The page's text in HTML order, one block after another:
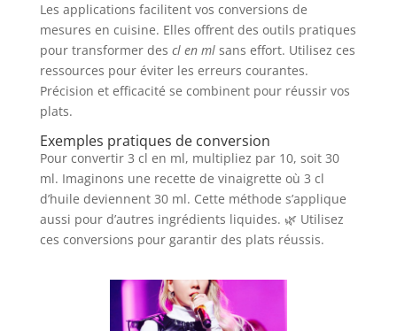
Les applications facilitent vos conversions de
mesures en cuisine. Elles offrent des outils pratiques
pour transformer des cl en mlsans effort. Utilisez ces
ressources pour éviter les erreurs courantes.
Précision et efficacité se combinent pour réussir vos
plats.
Exemples pratiques de conversion
Pour convertir 3 cl en ml, multipliez par 10, soit 30
ml. Imaginons une recette de vinaigrette où 3 cl
d’huile deviennent 30 ml. Cette méthode s’applique
aussi pour d’autres ingrédients liquides. 🌿 Utilisez
ces conversions pour garantir des plats réussis.